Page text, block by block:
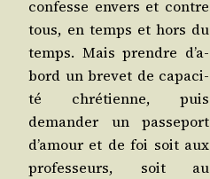
confesse envers et contre
tous, en temps et hors du
temps. Mais prendre d’a­
bord un bre­vet de capa­ci­
té chré­tienne, puis
deman­der un pas­se­port
d’a­mour et de foi soit aux
pro­fes­seurs, soit au